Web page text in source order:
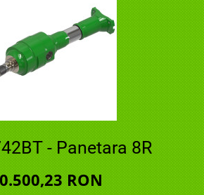
- Panetara 8R
RON